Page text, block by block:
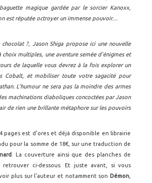
magique gardée par le sorcier Kanoxx,
est réputée octroyer un immense pouvoir…
chocolat ?, Jason Shiga propose ici une nouvelle
choix multiples, une aventure semée d’énigmes et
de laquelle vous devrez à la fois explorer un
Cobalt, et mobiliser toute votre sagacité pour
L’humour ne sera pas la moindre des armes
machinations diaboliques concoctées par Jason
de rien une brillante métaphore sur les pouvoirs
pages est d'ores et déjà disponible en librairie
pour la somme de 18€, sur une traduction de
. La couverture ainsi que des planches de
ci-dessous. Et juste avant, si vous
plus sur l'auteur et notamment son Démon